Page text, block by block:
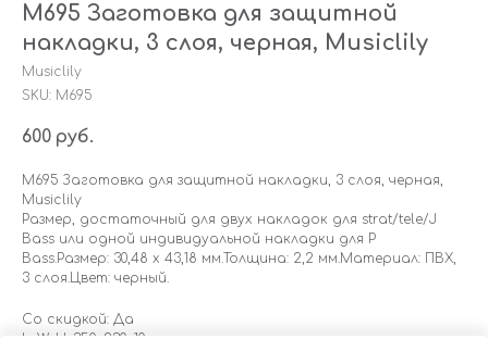
M695 Заготовка для защитной
накладки, 3 слоя, черная, Musiclily
Musiclily
SKU: M695
600 руб.
M695 Заготовка для защитной накладки, 3 слоя, черная,
Musiclily
Размер, достаточный для двух накладок для strat/tele/J
Bass или одной индивидуальной накладки для P
Bass.Размер: 30,48 х 43,18 мм.Толщина: 2,2 мм.Материал: ПВХ,
3 слоя.Цвет: черный.
Со скидкой: Да
LxWxH: 350x230x10 mm